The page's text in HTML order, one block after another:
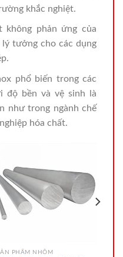
khắc nghiệt.
không phản ứng của
tưởng cho các dụng
phổ biến trong các
độ bền và vệ sinh là
như trong ngành chế
hóa chất.
PHẨM NHÔM